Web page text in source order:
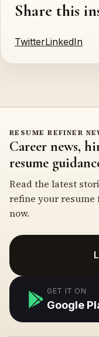
Share this
TwitterLinkedIn
RESUME REFINER
Career news,
resume
Read the latest
refine your resume
now.
GET IT ON
Google